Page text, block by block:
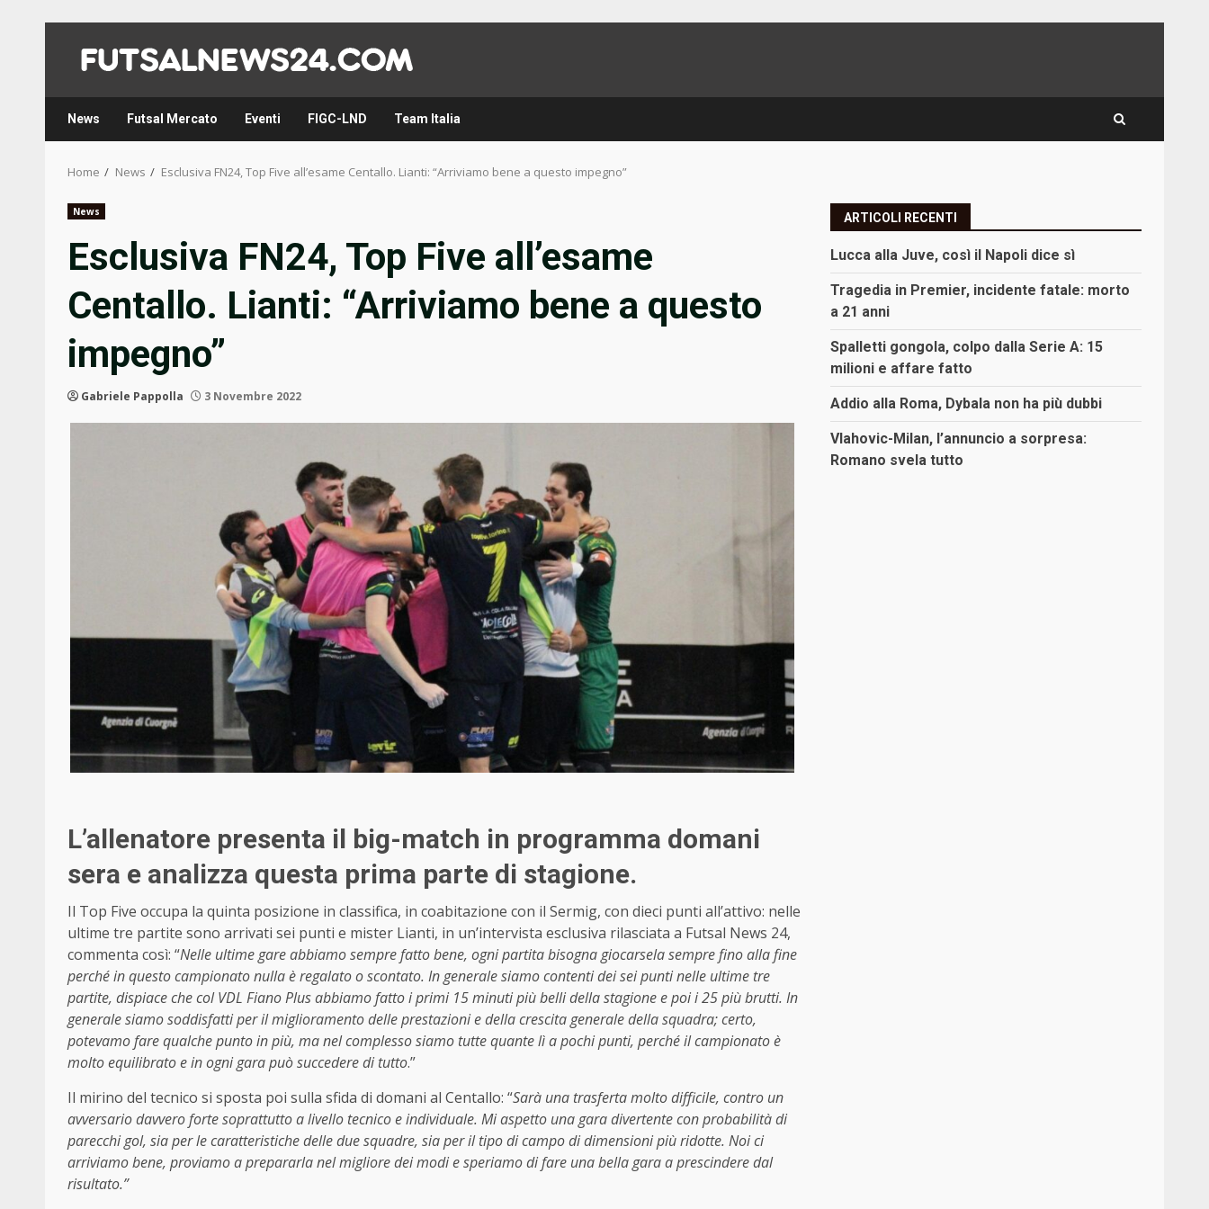
content
News Futsal Mercato Eventi FIGC-LND Team Italia
Home News Esclusiva FN24, Top Five all’esame Centallo. Lianti: “Arriviamo bene a questo impegno”
News
Esclusiva FN24, Top Five all’esame
Centallo. Lianti: “Arriviamo bene a questo
impegno”
Gabriele Pappolla 3 Novembre 2022
L’allenatore presenta il big-match in programma domani
sera e analizza questa prima parte di stagione.
Il Top Five occupa la quinta posizione in classifica, in coabitazione con il Sermig, con dieci punti all’attivo: nelle
ultime tre partite sono arrivati sei punti e mister Lianti, in un’intervista esclusiva rilasciata a Futsal News 24,
commenta così: “Nelle ultime gare abbiamo sempre fatto bene, ogni partita bisogna giocarsela sempre fino alla fine
perché in questo campionato nulla è regalato o scontato. In generale siamo contenti dei sei punti nelle ultime tre
partite, dispiace che col VDL Fiano Plus abbiamo fatto i primi 15 minuti più belli della stagione e poi i 25 più brutti. In
generale siamo soddisfatti per il miglioramento delle prestazioni e della crescita generale della squadra; certo,
potevamo fare qualche punto in più, ma nel complesso siamo tutte quante lì a pochi punti, perché il campionato è
molto equilibrato e in ogni gara può succedere di tutto.”
Il mirino del tecnico si sposta poi sulla sfida di domani al Centallo: “Sarà una trasferta molto difficile, contro un
avversario davvero forte soprattutto a livello tecnico e individuale. Mi aspetto una gara divertente con probabilità di
parecchi gol, sia per le caratteristiche delle due squadre, sia per il tipo di campo di dimensioni più ridotte. Noi ci
arriviamo bene, proviamo a prepararla nel migliore dei modi e speriamo di fare una bella gara a prescindere dal
risultato.”
ARTICOLI RECENTI
Lucca alla Juve, così il Napoli dice sì
Tragedia in Premier, incidente fatale: morto
a 21 anni
Spalletti gongola, colpo dalla Serie A: 15
milioni e affare fatto
Addio alla Roma, Dybala non ha più dubbi
Vlahovic-Milan, l’annuncio a sorpresa:
Romano svela tutto